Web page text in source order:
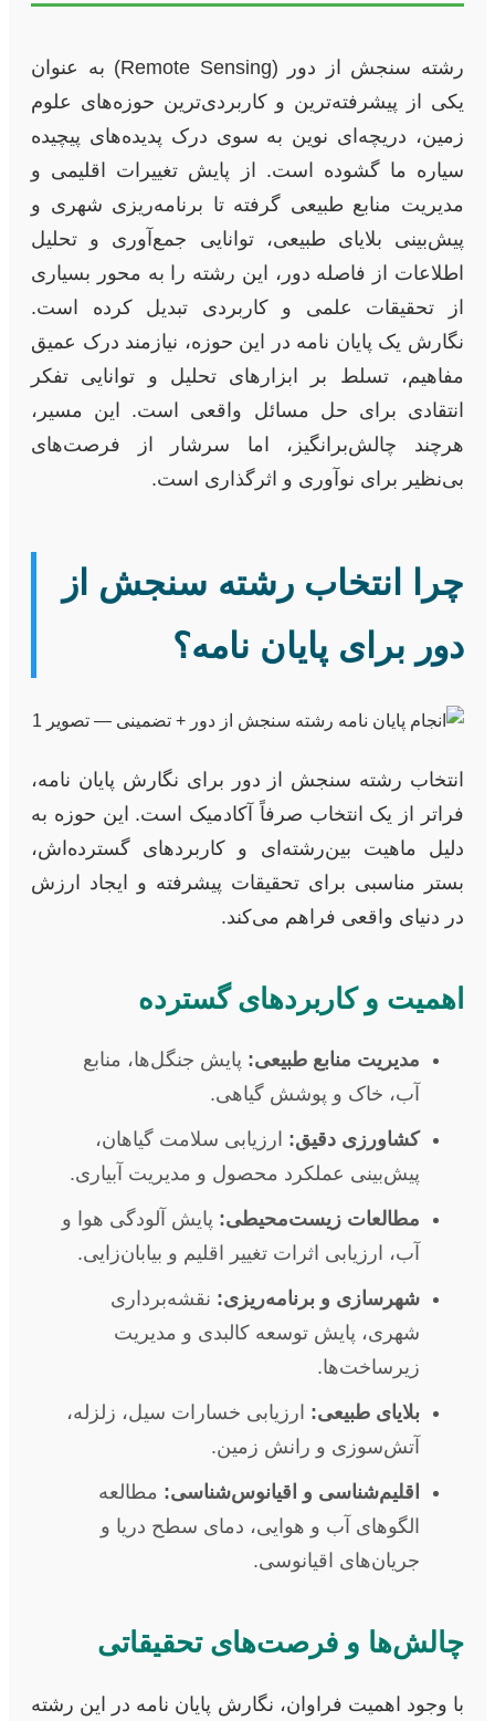
رشته سنجش از دور (Remote Sensing) به عنوان
یکی از پیشرفته‌ترین و کاربردی‌ترین حوزه‌های علوم
زمین، دریچه‌ای نوین به سوی درک پدیده‌های پیچیده
سیاره ما گشوده است. از پایش تغییرات اقلیمی و
مدیریت منابع طبیعی گرفته تا برنامه‌ریزی شهری و
پیش‌بینی بلایای طبیعی، توانایی جمع‌آوری و تحلیل
اطلاعات از فاصله دور، این رشته را به محور بسیاری
از تحقیقات علمی و کاربردی تبدیل کرده است.
نگارش یک پایان نامه در این حوزه، نیازمند درک عمیق
مفاهیم، تسلط بر ابزارهای تحلیل و توانایی تفکر
انتقادی برای حل مسائل واقعی است. این مسیر،
هرچند چالش‌برانگیز، اما سرشار از فرصت‌های
بی‌نظیر برای نوآوری و اثرگذاری است.
چرا انتخاب رشته سنجش از
دور برای پایان نامه؟
انتخاب رشته سنجش از دور برای نگارش پایان نامه،
فراتر از یک انتخاب صرفاً آکادمیک است. این حوزه به
دلیل ماهیت بین‌رشته‌ای و کاربردهای گسترده‌اش،
بستر مناسبی برای تحقیقات پیشرفته و ایجاد ارزش
در دنیای واقعی فراهم می‌کند.
اهمیت و کاربردهای گسترده
مدیریت منابع طبیعی: پایش جنگل‌ها، منابع
آب، خاک و پوشش گیاهی.
کشاورزی دقیق: ارزیابی سلامت گیاهان،
پیش‌بینی عملکرد محصول و مدیریت آبیاری.
مطالعات زیست‌محیطی: پایش آلودگی هوا و
آب، ارزیابی اثرات تغییر اقلیم و بیابان‌زایی.
شهرسازی و برنامه‌ریزی: نقشه‌برداری
شهری، پایش توسعه کالبدی و مدیریت
زیرساخت‌ها.
بلایای طبیعی: ارزیابی خسارات سیل، زلزله،
آتش‌سوزی و رانش زمین.
اقلیم‌شناسی و اقیانوس‌شناسی: مطالعه
الگوهای آب و هوایی، دمای سطح دریا و
جریان‌های اقیانوسی.
چالش‌ها و فرصت‌های تحقیقاتی
با وجود اهمیت فراوان، نگارش پایان نامه در این رشته